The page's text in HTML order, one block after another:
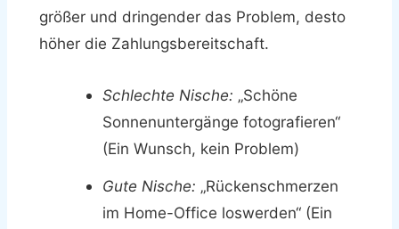
größer und dringender das Problem, desto
höher die Zahlungsbereitschaft.
Schlechte Nische: „Schöne
Sonnenuntergänge fotografieren“
(Ein Wunsch, kein Problem)
Gute Nische: „Rückenschmerzen
im Home-Office loswerden“ (Ein